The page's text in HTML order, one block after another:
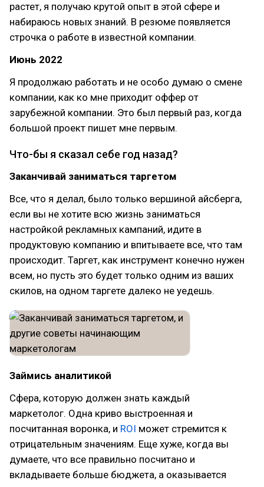
растет, я получаю крутой опыт в этой сфере и
набираюсь новых знаний. В резюме появляется
строчка о работе в известной компании.
Июнь 2022
Я продолжаю работать и не особо думаю о смене
компании, как ко мне приходит оффер от
зарубежной компании. Это был первый раз, когда
большой проект пишет мне первым.
Что-бы я сказал себе год назад?
Заканчивай заниматься таргетом
Все, что я делал, было только вершиной айсберга,
если вы не хотите всю жизнь заниматься
настройкой рекламных кампаний, идите в
продуктовую компанию и впитываете все, что там
происходит. Таргет, как инструмент конечно нужен
всем, но пусть это будет только одним из ваших
скилов, на одном таргете далеко не уедешь.
Займись аналитикой
Сфера, которую должен знать каждый
маркетолог. Одна криво выстроенная и
посчитанная воронка, и ROI может стремится к
отрицательным значениям. Еще хуже, когда вы
думаете, что все правильно посчитано и
вкладываете больше бюджета, а оказывается